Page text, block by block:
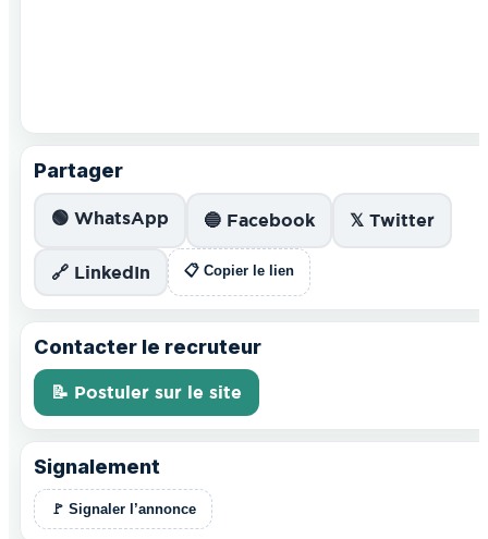
Partager
🟢 WhatsApp 🔵 Facebook 𝕏 Twitter
🔗 LinkedIn 📋 Copier le lien
Contacter le recruteur
📝 Postuler sur le site
Signalement
🚩 Signaler l’annonce